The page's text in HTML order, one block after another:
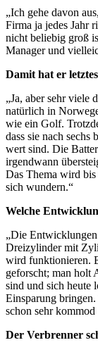
„Ich gehe davon
Firma ja jedes Jahr
nicht beliebig groß
Manager und
Damit hat er
„Ja, aber sehr viele
natürlich in
wie ein Golf.
dass sie nach sechs
wert sind. Die
irgendwann
Das Thema wird
sich wundern.“
Welche
„Die
Dreizylinder mit
wird funktionieren.
geforscht; man holt
sind und sich heute
Einsparung
schon sehr
Der Verbrenner